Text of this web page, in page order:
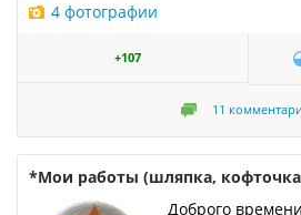
4 фотографии
+107
11
*Мои работы (шляпка,
Доброго